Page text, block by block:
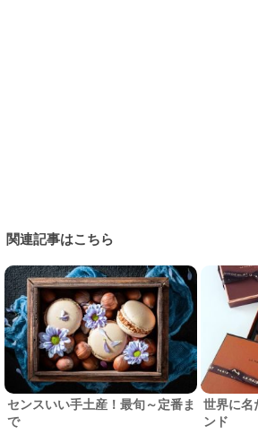
関連記事はこちら
センスいい手土産！最旬～定番ま
で
世界に名
ンド